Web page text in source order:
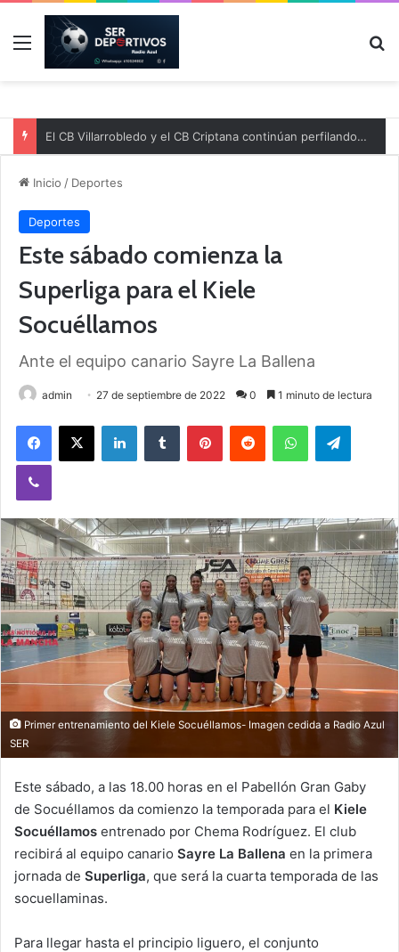
Menú
El CB Villarrobledo y el CB Criptana continúan perfilando sus plantillas
Inicio / Deportes
Deportes
Este sábado comienza la
Superliga para el Kiele
Socuéllamos
Ante el equipo canario Sayre La Ballena
admin 27 de septiembre de 2022 0 1 minuto de lectura
Primer entrenamiento del Kiele Socuéllamos- Imagen cedida a Radio Azul
SER
Este sábado, a las 18.00 horas en el Pabellón Gran Gaby
de Socuéllamos da comienzo la temporada para el Kiele
Socuéllamos entrenado por Chema Rodríguez. El club
recibirá al equipo canario Sayre La Ballena en la primera
jornada de Superliga, que será la cuarta temporada de las
socuellaminas.
Para llegar hasta el principio liguero, el conjunto